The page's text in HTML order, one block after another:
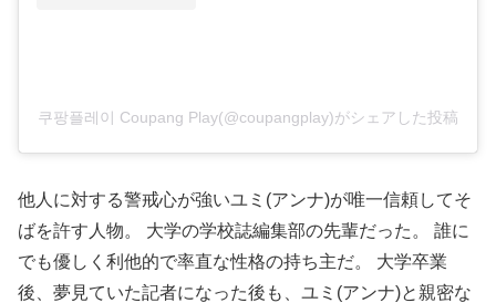
쿠팡플레이 Coupang Play(@coupangplay)がシェアした投稿
他人に対する警戒心が強いユミ (アンナ)が唯一信頼してそ
ばを許す人物。
大学の学校誌編集部の先輩だった。
誰に
でも優しく利他的で率直な性格の持ち主だ。
大学卒業
後、夢見ていた記者になった後も、ユミ(アンナ)と親密な